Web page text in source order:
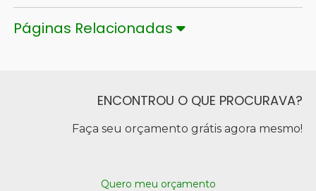
Páginas Relacionadas
ENCONTROU O QUE PROCURAVA?
Faça seu orçamento grátis agora mesmo!
Quero meu orçamento